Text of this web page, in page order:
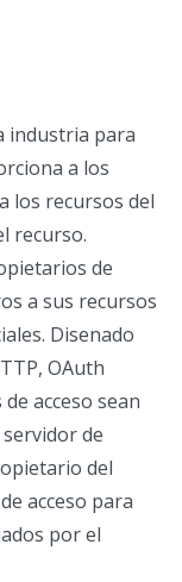
industria para
a los
los recursos del
recurso.
de
a sus recursos
Disenado
OAuth
acceso sean
de
del
acceso para
por el